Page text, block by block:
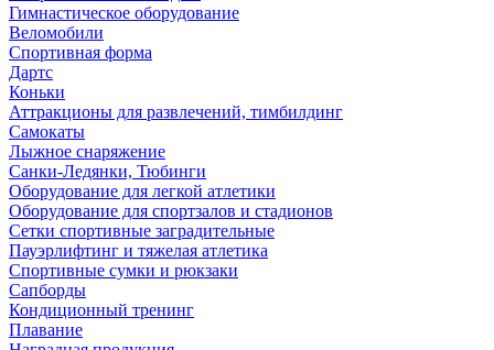
Гимнастическое оборудование
Веломобили
Спортивная форма
Дартс
Коньки
Аттракционы для развлечений, тимбилдинг
Самокаты
Лыжное снаряжение
Санки-Ледянки, Тюбинги
Оборудование для легкой атлетики
Оборудование для спортзалов и стадионов
Сетки спортивные заградительные
Пауэрлифтинг и тяжелая атлетика
Спортивные сумки и рюкзаки
Сапборды
Кондиционный тренинг
Плавание